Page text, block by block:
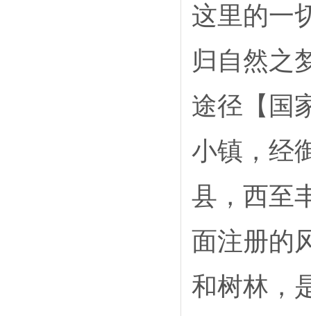
这里的一
归自然之
途径【国
小镇，经
县，西至
面注册的
和树林，